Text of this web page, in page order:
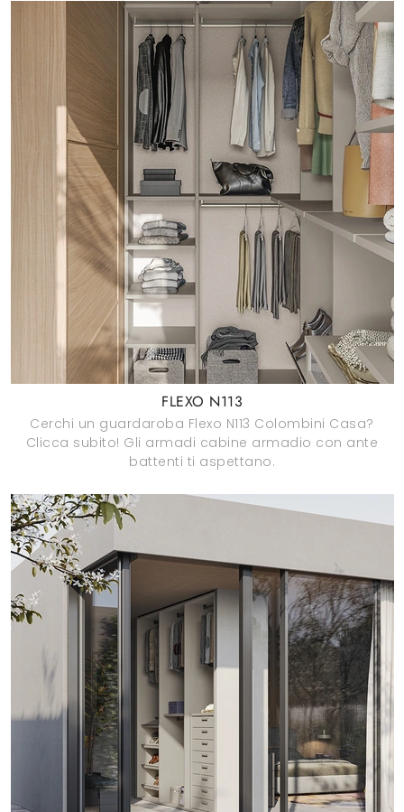
FLEXO N113
Cerchi un guardaroba Flexo N113 Colombini Casa?
Clicca subito! Gli armadi cabine armadio con ante
battenti ti aspettano.